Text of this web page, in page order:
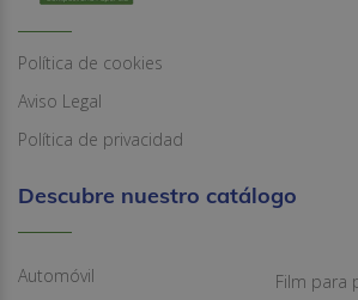
Política de cookies
Aviso Legal
Política de privacidad
Descubre nuestro catálogo
Automóvil
Film para